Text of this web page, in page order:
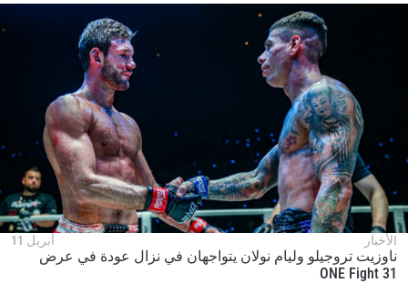
الأخبار أبريل 11
ناوزيت تروجيلو وليام نولان يتواجهان في نزال عودة في عرض
ONE Fight 31
المنافس
العرض
ابق على اطّلاع
خذ بطولة "ون" معك أينما ذهبت! اشترك الآن للوصول
إلى آخر الأخبار، وفتح العروض الخاصة والحصول على
أفضل المقاعد لعروضنا الحية.
البريد الإلكتروني
الإسم